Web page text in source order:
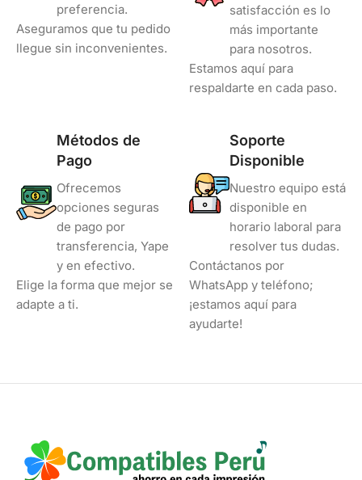
preferencia.
Aseguramos que tu pedido
llegue sin inconvenientes.
satisfacción es lo
más importante
para nosotros.
Estamos aquí para
respaldarte en cada paso.
Métodos de
Pago
Ofrecemos
opciones seguras
de pago por
transferencia, Yape
y en efectivo.
Elige la forma que mejor se
adapte a ti.
Soporte
Disponible
Nuestro equipo está
disponible en
horario laboral para
resolver tus dudas.
Contáctanos por
WhatsApp y teléfono;
¡estamos aquí para
ayudarte!